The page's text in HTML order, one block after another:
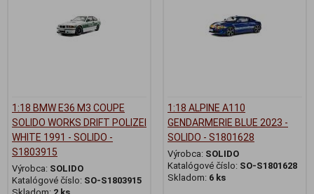
1:18 BMW E36 M3 COUPE
SOLIDO WORKS DRIFT POLIZEI
WHITE 1991 - SOLIDO -
S1803915
Výrobca: SOLIDO
Katalógové číslo: SO-S1803915
1:18 ALPINE A110
GENDARMERIE BLUE 2023 -
SOLIDO - S1801628
Výrobca: SOLIDO
Katalógové číslo: SO-S1801628
Skladom: 6 ks